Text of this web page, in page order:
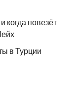
когда повезёт
в Турции